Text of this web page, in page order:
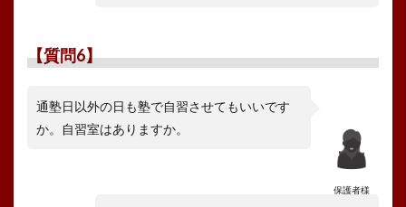
【質問6】
保護者様
通塾日以外の日も塾で自習させてもいいです
か。自習室はありますか。